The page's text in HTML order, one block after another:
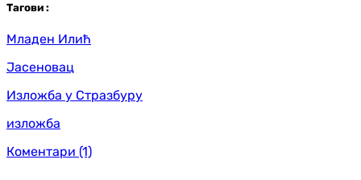
Тагови :
Младен Илић
Јасеновац
Изложба у Стразбуру
изложба
Коментари (1)